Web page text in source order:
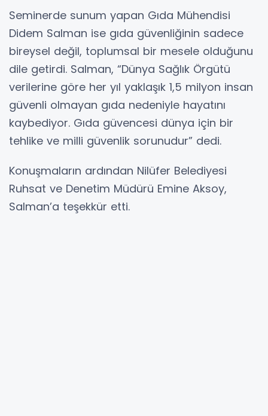
Seminerde sunum yapan Gıda Mühendisi
Didem Salman ise gıda güvenliğinin sadece
bireysel değil, toplumsal bir mesele olduğunu
dile getirdi. Salman, “Dünya Sağlık Örgütü
verilerine göre her yıl yaklaşık 1,5 milyon insan
güvenli olmayan gıda nedeniyle hayatını
kaybediyor. Gıda güvencesi dünya için bir
tehlike ve milli güvenlik sorunudur” dedi.
Konuşmaların ardından Nilüfer Belediyesi
Ruhsat ve Denetim Müdürü Emine Aksoy,
Salman’a teşekkür etti.